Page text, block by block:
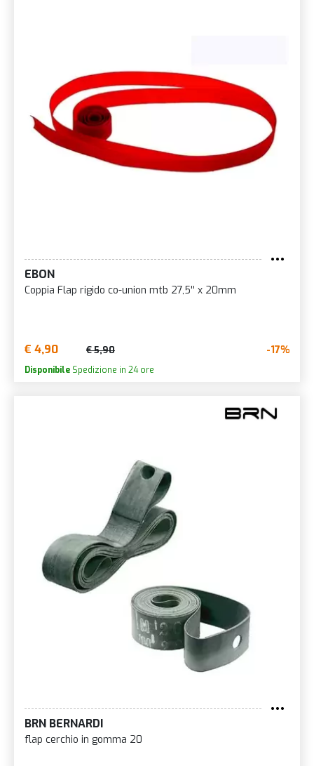
EBON
Coppia Flap rigido co-union mtb 27,5'' x 20mm
€ 4,90 € 5,90 -17%
Disponibile Spedizione in 24 ore
BRN BERNARDI
flap cerchio in gomma 20